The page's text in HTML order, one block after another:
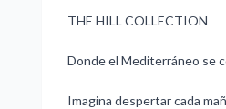
THE HILL COLLECTION
Donde el Mediterráneo se
Imagina despertar cada